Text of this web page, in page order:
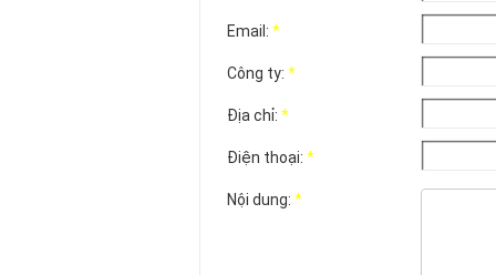
Email: *
Công ty: *
Địa chỉ: *
Điện thoại: *
Nội dung: *